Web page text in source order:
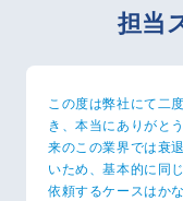
担当
この度は弊社にて二
き、本当にありがと
来のこの業界では衰
いため、基本的に同
依頼するケースはか